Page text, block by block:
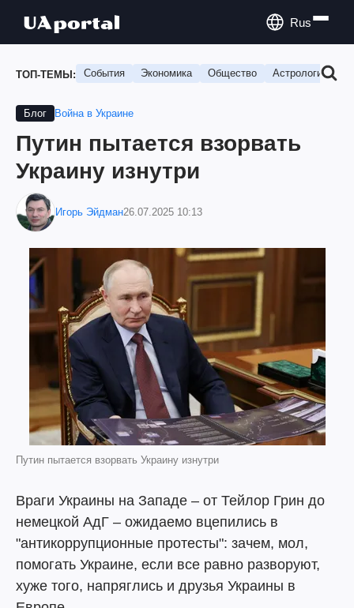
Rus
ТОП-ТЕМЫ: События Экономика Общество Астрология
Блог Война в Украине
Путин пытается взорвать
Украину изнутри
Игорь Эйдман26.07.2025 10:13
Путин пытается взорвать Украину изнутри
Враги Украины на Западе – от Тейлор Грин до
немецкой АдГ – ожидаемо вцепились в
"антикоррупционные протесты": зачем, мол,
помогать Украине, если все равно разворуют,
хуже того, напряглись и друзья Украины в